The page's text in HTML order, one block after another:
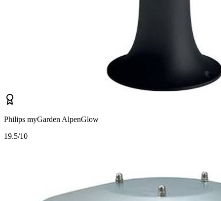
Philips myGarden AlpenGlow
19.5/10